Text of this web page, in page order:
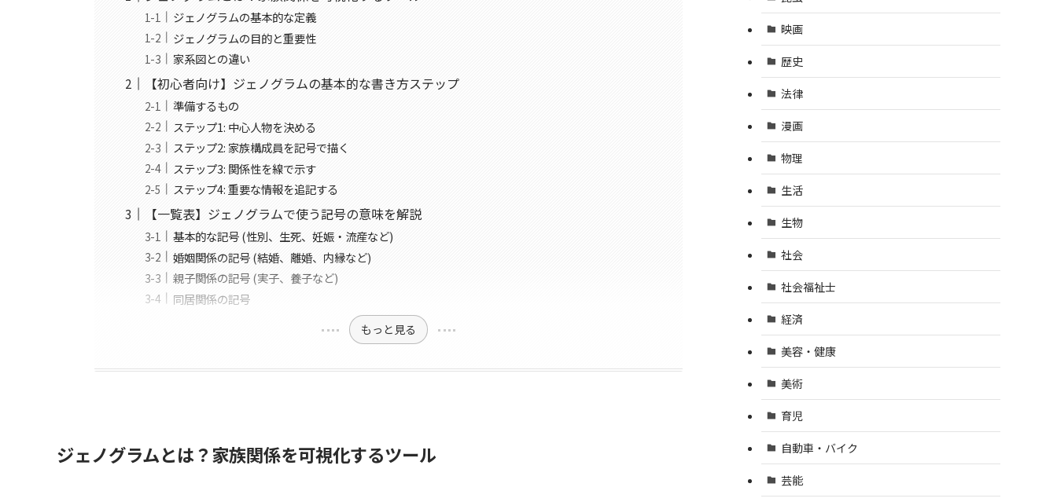
ジェノグラムの基本的な定義
ジェノグラムの目的と重要性
家系図との違い
【初心者向け】ジェノグラムの基本的な書き方ステップ
準備するもの
ステップ1: 中心人物を決める
ステップ2: 家族構成員を記号で描く
ステップ3: 関係性を線で示す
ステップ4: 重要な情報を追記する
【一覧表】ジェノグラムで使う記号の意味を解説
基本的な記号 (性別、生死、妊娠・流産など)
婚姻関係の記号 (結婚、離婚、内縁など)
親子関係の記号 (実子、養子など)
同居関係の記号
もっと見る
ジェノグラムとは？家族関係を可視化するツール
映画
歴史
法律
漫画
物理
生活
生物
社会
社会福祉士
経済
美容・健康
美術
育児
自動車・バイク
芸能